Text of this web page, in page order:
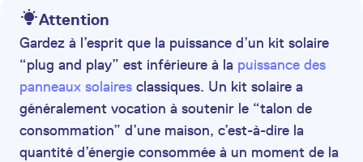
Attention
Gardez à l’esprit que la puissance d’un kit solaire
“plug and play” est inférieure à la puissance des
panneaux solaires classiques. Un kit solaire a
généralement vocation à soutenir le “talon de
consommation” d’une maison, c’est-à-dire la
quantité d’énergie consommée à un moment de la